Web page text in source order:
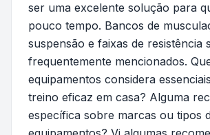
ser uma excelente solução para
pouco tempo. Bancos de
suspensão e faixas de resistência
frequentemente mencionados.
equipamentos considera
treino eficaz em casa? Alguma
específica sobre marcas ou tipos